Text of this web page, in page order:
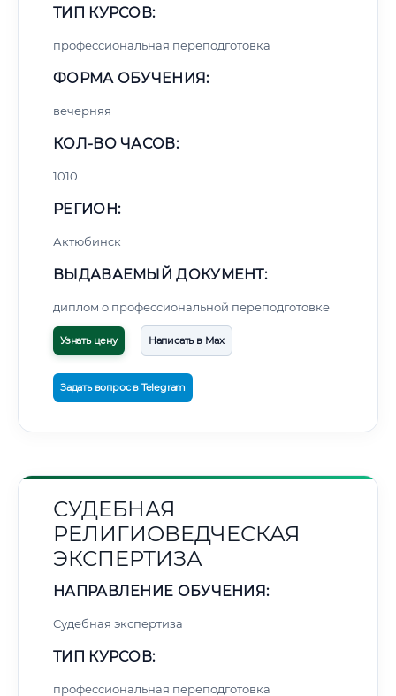
ТИП КУРСОВ:
профессиональная переподготовка
ФОРМА ОБУЧЕНИЯ:
вечерняя
КОЛ-ВО ЧАСОВ:
1010
РЕГИОН:
Актюбинск
ВЫДАВАЕМЫЙ ДОКУМЕНТ:
диплом о профессиональной переподготовке
Узнать цену Написать в Max
Задать вопрос в Telegram
СУДЕБНАЯ
РЕЛИГИОВЕДЧЕСКАЯ
ЭКСПЕРТИЗА
НАПРАВЛЕНИЕ ОБУЧЕНИЯ:
Судебная экспертиза
ТИП КУРСОВ:
профессиональная переподготовка